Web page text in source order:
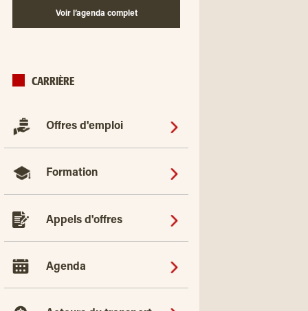
Voir l’agenda complet
CARRIÈRE
Offres d'emploi
Formation
Appels d'offres
Agenda